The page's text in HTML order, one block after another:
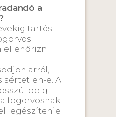
a
tartós
ellenőrizni
arról,
sértetlen-e. A
ideig
fogorvosnak
egészítenie